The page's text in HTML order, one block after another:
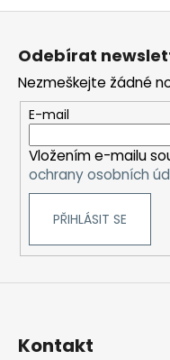
Odebírat
Nezmeškejte žádné
E-mail
Vložením e-mailu
ochrany osobních
PŘIHLÁSIT SE
Kontakt